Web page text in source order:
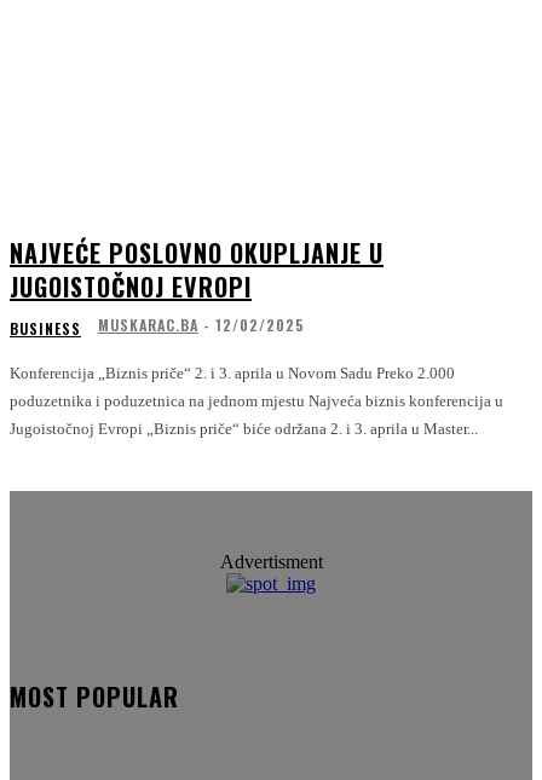
NAJVEĆE POSLOVNO OKUPLJANJE U
JUGOISTOČNOJ EVROPI
BUSINESS MUSKARAC.BA - 12/02/2025
Konferencija „Biznis priče“ 2. i 3. aprila u Novom Sadu Preko 2.000
poduzetnika i poduzetnica na jednom mjestu Najveća biznis konferencija u
Jugoistočnoj Evropi „Biznis priče“ biće održana 2. i 3. aprila u Master...
Advertisment
MOST POPULAR